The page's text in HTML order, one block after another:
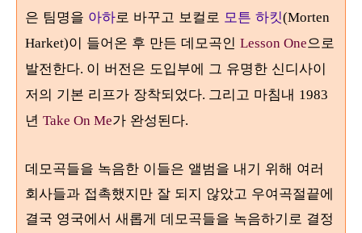
은 팀명을 아하로 바꾸고 보컬로 모튼 하킷(Morten
Harket)이 들어온 후 만든 데모곡인 Lesson One으로
발전한다. 이 버전은 도입부에 그 유명한 신디사이
저의 기본 리프가 장착되었다. 그리고 마침내 1983
년 Take On Me가 완성된다.
데모곡들을 녹음한 이들은 앨범을 내기 위해 여러
회사들과 접촉했지만 잘 되지 않았고 우여곡절끝에
결국 영국에서 새롭게 데모곡들을 녹음하기로 결정